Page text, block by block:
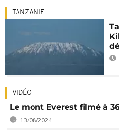
TANZANIE
VIDÉO
Le mont Everest filmé à
13/08/2024